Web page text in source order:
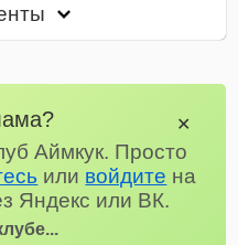
Аймкук. Просто
или войдите на
Яндекс или ВК.
✕